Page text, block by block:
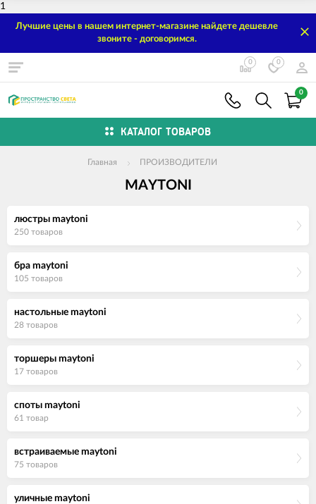
1
Лучшие цены в нашем интернет-магазине найдете дешевле
звоните - договоримся.
0 0
0
КАТАЛОГ ТОВАРОВ
Главная ПРОИЗВОДИТЕЛИ
MAYTONI
люстры maytoni
250 товаров
бра maytoni
105 товаров
настольные maytoni
28 товаров
торшеры maytoni
17 товаров
споты maytoni
61 товар
встраиваемые maytoni
75 товаров
уличные maytoni